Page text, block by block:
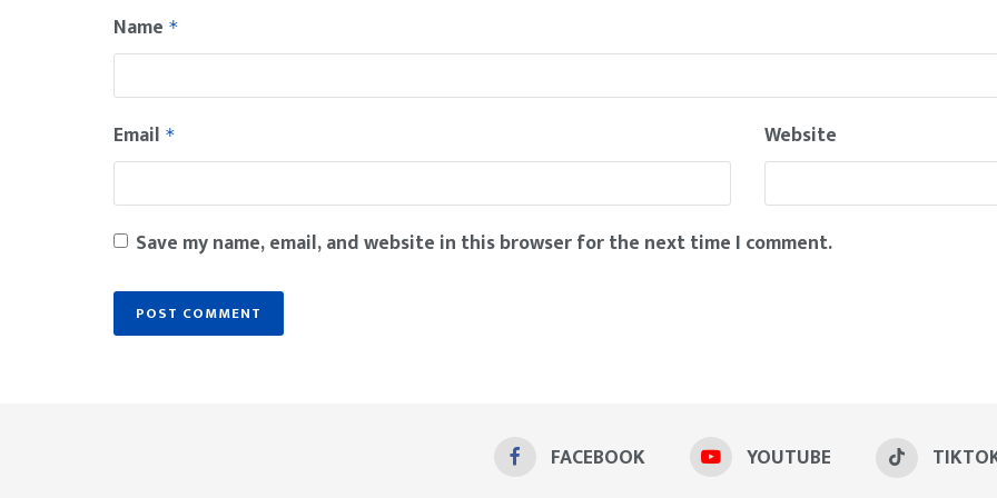
Name *
Email * Website
Save my name, email, and website in this browser for the next time I comment.
FACEBOOK YOUTUBE